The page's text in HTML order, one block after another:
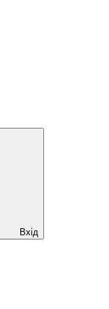
Вхід